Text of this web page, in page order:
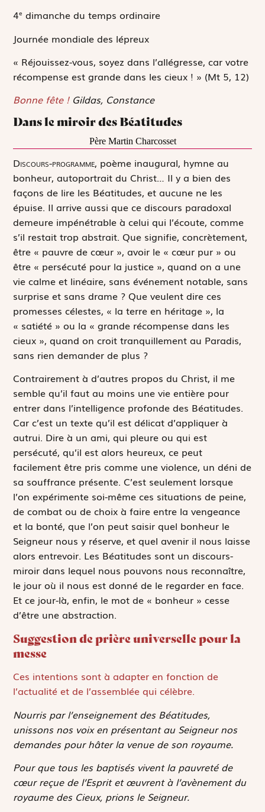
4e dimanche du temps ordinaire
Journée mondiale des lépreux
« Réjouissez-vous, soyez dans l’allégresse, car votre
récompense est grande dans les cieux ! » (Mt 5, 12)
Bonne fête !Gildas, Constance
Dans le miroir des Béatitudes
Père Martin Charcosset
Discours-programme, poème inaugural, hymne au
bonheur, autoportrait du Christ… Il y a bien des
façons de lire les Béatitudes, et aucune ne les
épuise. Il arrive aussi que ce discours paradoxal
demeure impénétrable à celui qui l’écoute, comme
s’il restait trop abstrait. Que signifie, concrètement,
être « pauvre de cœur », avoir le « cœur pur » ou
être « persécuté pour la justice », quand on a une
vie calme et linéaire, sans événement notable, sans
surprise et sans drame ? Que veulent dire ces
promesses célestes, « la terre en héritage », la
« satiété » ou la « grande récompense dans les
cieux », quand on croit tranquillement au Paradis,
sans rien demander de plus ?
Contrairement à d’autres propos du Christ, il me
semble qu’il faut au moins une vie entière pour
entrer dans l’intelligence profonde des Béatitudes.
Car c’est un texte qu’il est délicat d’appliquer à
autrui. Dire à un ami, qui pleure ou qui est
persécuté, qu’il est alors heureux, ce peut
facilement être pris comme une violence, un déni de
sa souffrance présente. C’est seulement lorsque
l’on expérimente soi-même ces situations de peine,
de combat ou de choix à faire entre la vengeance
et la bonté, que l’on peut saisir quel bonheur le
Seigneur nous y réserve, et quel avenir il nous laisse
alors entrevoir. Les Béatitudes sont un discours-
miroir dans lequel nous pouvons nous reconnaître,
le jour où il nous est donné de le regarder en face.
Et ce jour-là, enfin, le mot de « bonheur » cesse
d’être une abstraction.
Suggestion de prière universelle pour la
messe
Ces intentions sont à adapter en fonction de
l’actualité et de l’assemblée qui célèbre.
Nourris par l’enseignement des Béatitudes,
unissons nos voix en présentant au Seigneur nos
demandes pour hâter la venue de son royaume.
Pour que tous les baptisés vivent la pauvreté de
cœur reçue de l’Esprit et œuvrent à l’avènement du
royaume des Cieux, prions le Seigneur.